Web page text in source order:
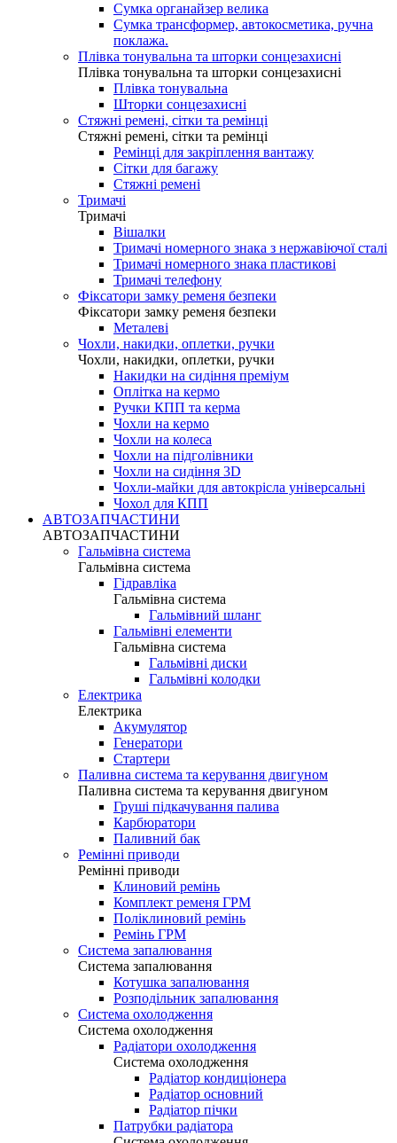
Сумка органайзер велика
Сумка трансформер, автокосметика, ручна
поклажа.
Плівка тонувальна та шторки сонцезахисні
Плівка тонувальна та шторки сонцезахисні
Плівка тонувальна
Шторки сонцезахисні
Стяжні ремені, сітки та ремінці
Стяжні ремені, сітки та ремінці
Ремінці для закріплення вантажу
Сітки для багажу
Стяжні ремені
Тримачі
Тримачі
Вішалки
Тримачі номерного знака з нержавіючої сталі
Тримачі номерного знака пластикові
Тримачі телефону
Фіксатори замку ременя безпеки
Фіксатори замку ременя безпеки
Металеві
Чохли, накидки, оплетки, ручки
Чохли, накидки, оплетки, ручки
Накидки на сидіння преміум
Оплітка на кермо
Ручки КПП та керма
Чохли на кермо
Чохли на колеса
Чохли на підголівники
Чохли на сидіння 3D
Чохли-майки для автокрісла універсальні
Чохол для КПП
АВТОЗАПЧАСТИНИ
АВТОЗАПЧАСТИНИ
Гальмівна система
Гальмівна система
Гідравліка
Гальмівна система
Гальмівний шланг
Гальмівні елементи
Гальмівна система
Гальмівні диски
Гальмівні колодки
Електрика
Електрика
Акумулятор
Генератори
Стартери
Паливна система та керування двигуном
Паливна система та керування двигуном
Груші підкачування палива
Карбюратори
Паливний бак
Ремінні приводи
Ремінні приводи
Клиновий ремінь
Комплект ременя ГРМ
Поліклиновий ремінь
Ремінь ГРМ
Система запалювання
Система запалювання
Котушка запалювання
Розподільник запалювання
Система охолодження
Система охолодження
Радіатори охолодження
Система охолодження
Радіатор кондиціонера
Радіатор основний
Радіатор пічки
Патрубки радіатора